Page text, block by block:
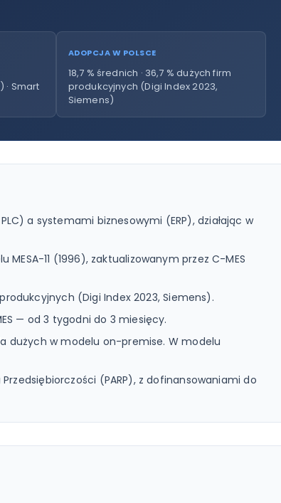
· Smart
ADOPCJA W POLSCE
18,7 % średnich · 36,7 % dużych firm
produkcyjnych (Digi Index 2023,
Siemens)
a systemami biznesowymi (ERP), działając w
11 (1996), zaktualizowanym przez C-MES
(Digi Index 2023, Siemens).
— od 3 tygodni do 3 miesięcy.
dużych w modelu on-premise. W modelu
Przedsiębiorczości (PARP), z dofinansowaniami do